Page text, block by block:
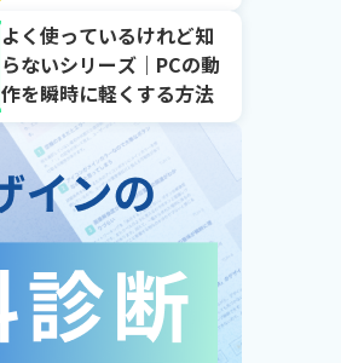
よく使っているけれど知
らないシリーズ｜PCの動
作を瞬時に軽くする方法